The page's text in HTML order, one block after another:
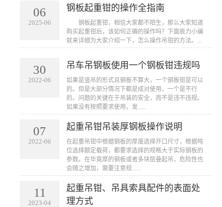
06
2025-06
钢板起重钳的操作全指南
​ 钢板起重钳，相信大家都不陌生，那么大家知道
购买起重钳后，该如何正确的操作吗？下面辰力小编
就来详细为大家介绍一下，怎么操作吊钳的方法。...
30
2022-06
吊车吊钢板使用一个钢板钳违规吗
如果是竖吊的形式且钢板不算大，一个钢板钳是可以
的。但是大部分情况下都是成对使用，一个是不行
的。问题的关键在于吊装的安全，而不是违不违规。
如果没有按照要求使用，发......
07
2022-06
起重吊钳吊装厚钢板操作说明
在起重吊钳中根据钢板的厚度选择开口尺寸，根据吨
位选择额定载荷，都要求选择的规格大于实际钢板的
参数。在毕竟厚的钢板或者多块层叠起吊，危险性也
会随之增加，需要注意规......
11
2023-04
起重吊钳、吊具索具配件的表面处
理方式